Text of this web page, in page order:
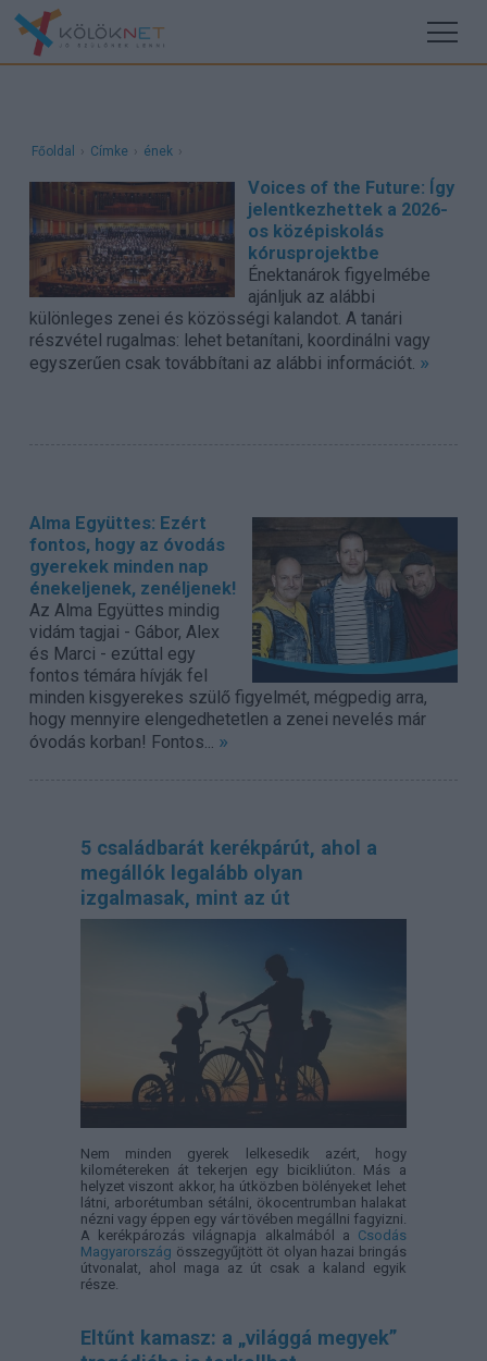
Főoldal › Címke › ének ›
Voices of the Future: Így
jelentkezhettek a 2026-
os középiskolás
kórusprojektbe
Énektanárok figyelmébe
ajánljuk az alábbi
különleges zenei és közösségi kalandot. A tanári
részvétel rugalmas: lehet betanítani, koordinálni vagy
egyszerűen csak továbbítani az alábbi információt. »
Alma Együttes: Ezért
fontos, hogy az óvodás
gyerekek minden nap
énekeljenek, zenéljenek!
Az Alma Együttes mindig
vidám tagjai - Gábor, Alex
és Marci - ezúttal egy
fontos témára hívják fel
minden kisgyerekes szülő figyelmét, mégpedig arra,
hogy mennyire elengedhetetlen a zenei nevelés már
óvodás korban! Fontos... »
5 családbarát kerékpárút, ahol a
megállók legalább olyan
izgalmasak, mint az út
Nem minden gyerek lelkesedik azért, hogy
kilométereken át tekerjen egy bicikliúton. Más a
helyzet viszont akkor, ha útközben bölényeket lehet
látni, arborétumban sétálni, ökocentrumban halakat
nézni vagy éppen egy vár tövében megállni fagyizni.
A kerékpározás világnapja alkalmából a Csodás
Magyarország összegyűjtött öt olyan hazai bringás
útvonalat, ahol maga az út csak a kaland egyik
része.
Eltűnt kamasz: a „világgá megyek”